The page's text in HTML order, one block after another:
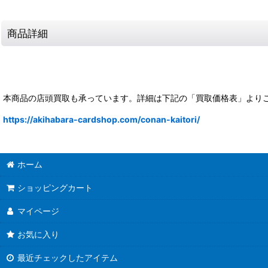
商品詳細
本商品の店頭買取も承っています。詳細は下記の「買取価格表」より
https://akihabara-cardshop.com/conan-kaitori/
ホーム
ショッピングカート
マイページ
お気に入り
最近チェックしたアイテム